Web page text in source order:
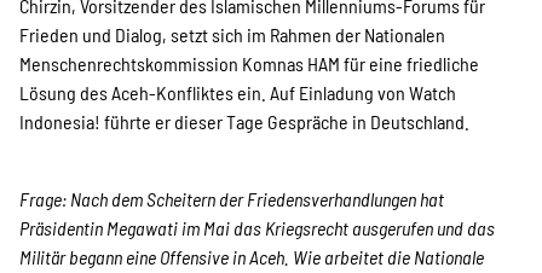
Stellenangebote
Werde Mitglied
Chirzin, Vorsitzender des Islamischen Millenniums-Forums für
Frieden und Dialog, setzt sich im Rahmen der Nationalen
Menschenrechtskommission Komnas HAM für eine friedliche
Lösung des Aceh-Konfliktes ein. Auf Einladung von Watch
Indonesia! führte er dieser Tage Gespräche in Deutschland.
Frage: Nach dem Scheitern der Friedensverhandlungen hat
Präsidentin Megawati im Mai das Kriegsrecht ausgerufen und das
Militär begann eine Offensive in Aceh. Wie arbeitet die Nationale